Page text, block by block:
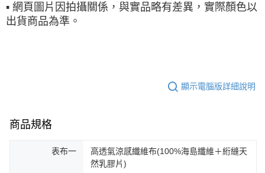
▪ 網頁圖片因拍攝關係，與實品略有差異，實際顏色以
出貨商品為準。
顯示電腦版詳細說明
商品規格
表布一
高透氣涼感纖維布(100%海島纖維＋絎縫天
然乳膠片)